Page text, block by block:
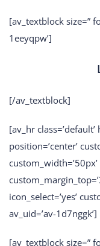
[av_textblock size=”
1eeyqpw’]
[/av_textblock]
[av_hr class=’default’
position=’center’
icon_select=’yes’
av_uid=’av-1d7nggk’]
[av_textblock size=”